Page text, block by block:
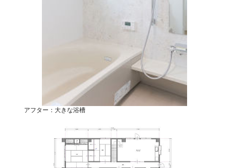
アフター：大きな浴槽